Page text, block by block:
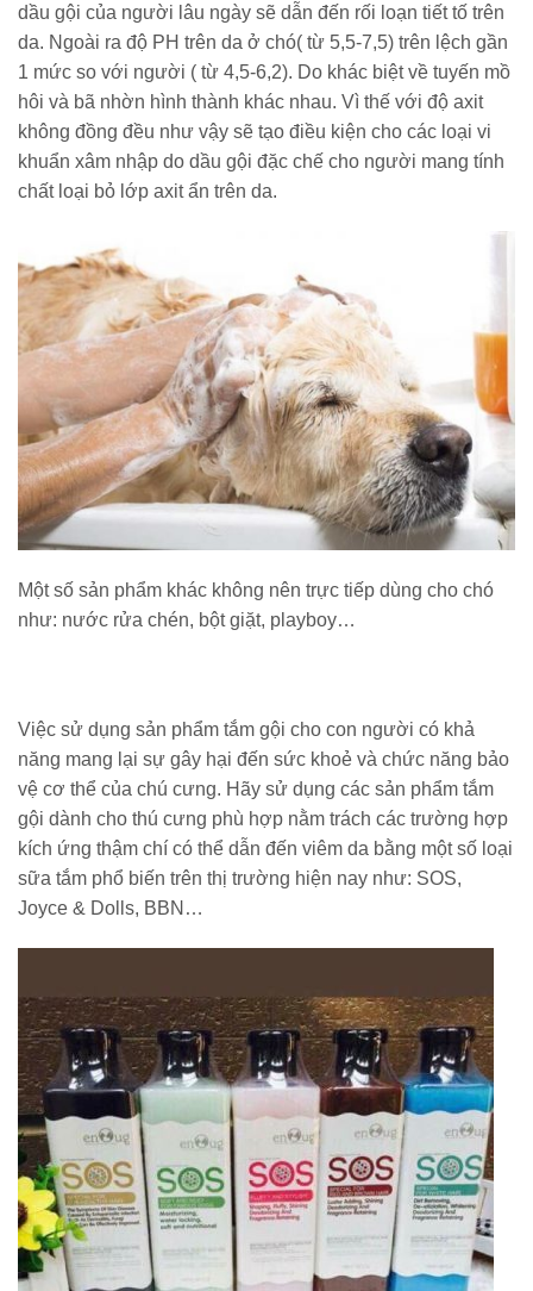
dầu gội của người lâu ngày sẽ dẫn đến rối loạn tiết tố trên
da. Ngoài ra độ PH trên da ở chó( từ 5,5-7,5) trên lệch gần
1 mức so với người ( từ 4,5-6,2). Do khác biệt về tuyến mồ
hôi và bã nhờn hình thành khác nhau. Vì thế với độ axit
không đồng đều như vậy sẽ tạo điều kiện cho các loại vi
khuẩn xâm nhập do dầu gội đặc chế cho người mang tính
chất loại bỏ lớp axit ẩn trên da.
Một số sản phẩm khác không nên trực tiếp dùng cho chó
như: nước rửa chén, bột giặt, playboy…
Việc sử dụng sản phẩm tắm gội cho con người có khả
năng mang lại sự gây hại đến sức khoẻ và chức năng bảo
vệ cơ thể của chú cưng. Hãy sử dụng các sản phẩm tắm
gội dành cho thú cưng phù hợp nằm trách các trường hợp
kích ứng thậm chí có thể dẫn đến viêm da bằng một số loại
sữa tắm phổ biến trên thị trường hiện nay như: SOS,
Joyce & Dolls, BBN…